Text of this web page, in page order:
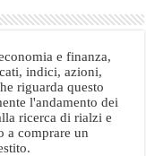
e finanza,
indici, azioni,
riguarda questo
l'andamento dei
ricerca di rialzi e
a comprare un